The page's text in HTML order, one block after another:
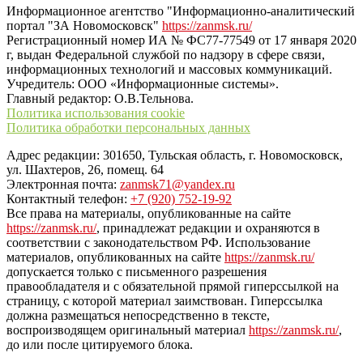
Информационное агентство "Информационно-аналитический
портал "ЗА Новомосковск" https://zanmsk.ru/
Регистрационный номер ИА № ФС77-77549 от 17 января 2020
г, выдан Федеральной службой по надзору в сфере связи,
информационных технологий и массовых коммуникаций.
Учредитель: ООО «Информационные системы».
Главный редактор: О.В.Тельнова.
Политика использования cookie
Политика обработки персональных данных
Адрес редакции: 301650, Тульская область, г. Новомосковск,
ул. Шахтеров, 26, помещ. 64
Электронная почта: zanmsk71@yandex.ru
Контактный телефон: +7 (920) 752-19-92
Все права на материалы, опубликованные на сайте
https://zanmsk.ru/, принадлежат редакции и охраняются в
соответствии с законодательством РФ. Использование
материалов, опубликованных на сайте https://zanmsk.ru/
допускается только с письменного разрешения
правообладателя и с обязательной прямой гиперссылкой на
страницу, с которой материал заимствован. Гиперссылка
должна размещаться непосредственно в тексте,
воспроизводящем оригинальный материал https://zanmsk.ru/,
до или после цитируемого блока.